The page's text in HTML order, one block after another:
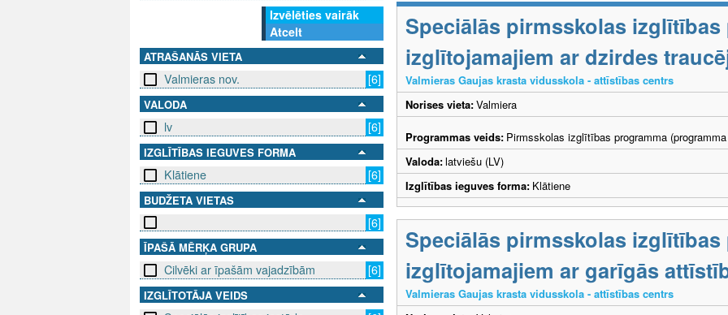
Izvēlēties vairāk
Atcelt
ATRAŠANĀS VIETA
Valmieras nov. [6]
VALODA
lv [6]
IZGLĪTĪBAS IEGUVES FORMA
Klātiene [6]
BUDŽETA VIETAS
[6]
ĪPAŠĀ MĒRĶA GRUPA
Cilvēki ar īpašām vajadzībām [6]
IZGLĪTOTĀJA VEIDS
Speciālās pirmsskolas
izglītojamajiem ar dzirdes
Valmieras Gaujas krasta vidusskola - attīstības centrs
Norises vieta:Valmiera
Programmas veids: Pirmsskolas izglītības programma
Valoda:latviešu (LV)
Izglītības ieguves forma: Klātiene
Speciālās pirmsskolas
izglītojamajiem ar garīgās
Valmieras Gaujas krasta vidusskola - attīstības centrs